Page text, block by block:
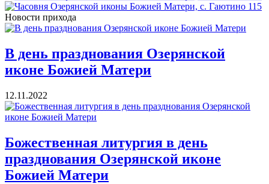
Новости прихода
В день празднования Озерянской
иконе Божией Матери
12.11.2022
Божественная литургия в день
празднования Озерянской иконе
Божией Матери